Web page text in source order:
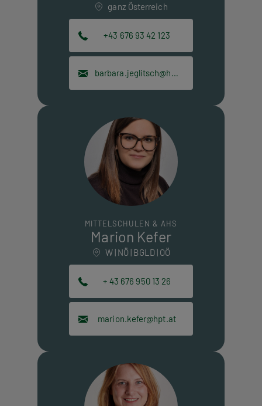
ganz Österreich
+43 676 93 42 123
barbara.jeglitsch@hpt.at
MITTELSCHULEN & AHS
Marion Kefer
W | NÖ | BGLD | OÖ
+ 43 676 950 13 26
marion.kefer@hpt.at